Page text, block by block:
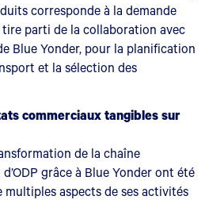
corresponde à la demande
tire parti de la collaboration avec
Blue Yonder, pour la planification
et la sélection des
commerciaux tangibles sur
de la chaîne
grâce à Blue Yonder ont été
multiples aspects de ses activités